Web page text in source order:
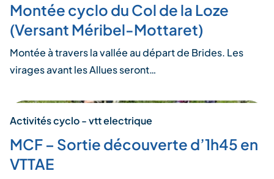
Montée cyclo du Col de la Loze
(Versant Méribel-Mottaret)
Montée à travers la vallée au départ de Brides. Les
virages avant les Allues seront…
Activités cyclo - vtt electrique
MCF – Sortie découverte d’1h45 en
VTTAE